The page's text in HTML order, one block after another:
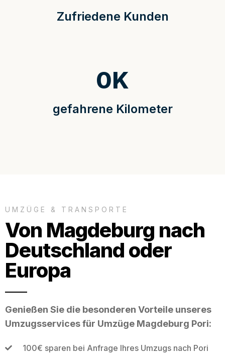
Zufriedene Kunden
gefahrene Kilometer
0K
UMZÜGE & TRANSPORTE
Von Magdeburg nach
Deutschland oder
Europa
Genießen Sie die besonderen Vorteile unseres
Umzugsservices für Umzüge Magdeburg Pori:
100€ sparen bei Anfrage Ihres Umzugs nach Pori